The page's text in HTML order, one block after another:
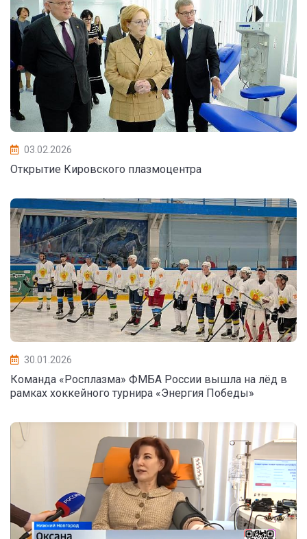
03.02.2026
Открытие Кировского плазмоцентра
30.01.2026
Команда «Росплазма» ФМБА России вышла на лёд в
рамках хоккейного турнира «Энергия Победы»